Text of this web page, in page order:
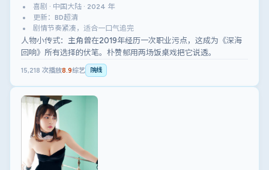
喜剧 · 中国大陆 · 2024 年
更新：BD超清
剧情节奏紧凑，适合一口气追完
人物小传式：主角曾在2019年经历一次职业污点，这成为《深海
回响》所有选择的伏笔。朴赞郁用两场饭桌戏把它说透。
15,218 次播放8.9综艺 院线